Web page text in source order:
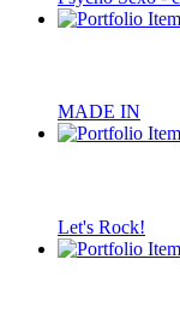
MADE IN
Let's Rock!